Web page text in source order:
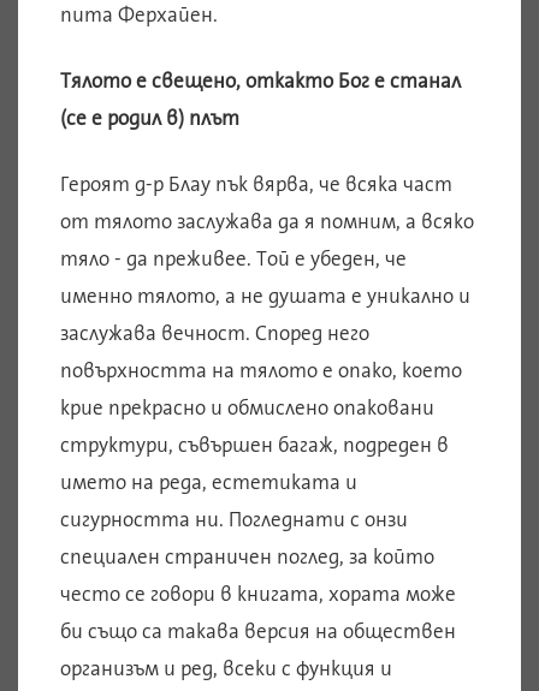
пита Ферхайен.
Тялото е свещено, откакто Бог е станал
(се е родил в) плът
Героят д-р Блау пък вярва, че всяка част
от тялото заслужава да я помним, а всяко
тяло - да преживее. Той е убеден, че
именно тялото, а не душата е уникално и
заслужава вечност. Според него
повърхността на тялото е опако, което
крие прекрасно и обмислено опаковани
структури, съвършен багаж, подреден в
името на реда, естетиката и
сигурността ни. Погледнати с онзи
специален страничен поглед, за който
често се говори в книгата, хората може
би също са такава версия на обществен
организъм и ред, всеки с функция и